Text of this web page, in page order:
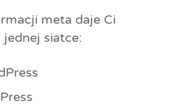
meta daje Ci
siatce: